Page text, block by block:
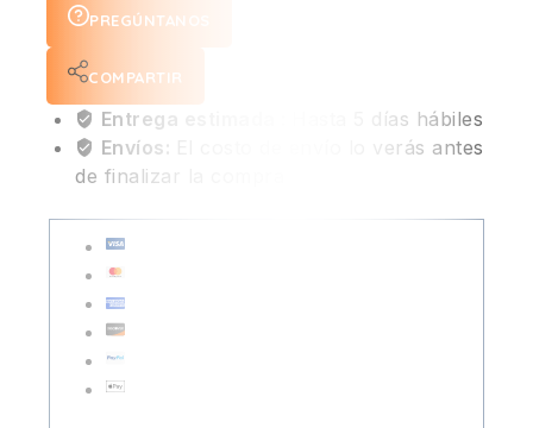
PREGÚNTANOS
COMPARTIR
Entrega estimada :
Hasta 5 días hábiles
Envíos:
El costo de envío lo verás antes
de finalizar la compra